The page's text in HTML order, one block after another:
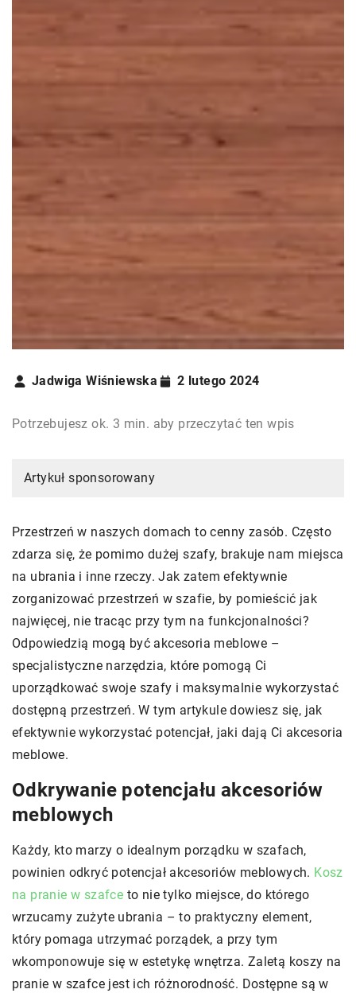
Jadwiga Wiśniewska 2 lutego 2024
Potrzebujesz ok. 3 min. aby przeczytać ten wpis
Artykuł sponsorowany
Przestrzeń w naszych domach to cenny zasób. Często
zdarza się, że pomimo dużej szafy, brakuje nam miejsca
na ubrania i inne rzeczy. Jak zatem efektywnie
zorganizować przestrzeń w szafie, by pomieścić jak
najwięcej, nie tracąc przy tym na funkcjonalności?
Odpowiedzią mogą być akcesoria meblowe –
specjalistyczne narzędzia, które pomogą Ci
uporządkować swoje szafy i maksymalnie wykorzystać
dostępną przestrzeń. W tym artykule dowiesz się, jak
efektywnie wykorzystać potencjał, jaki dają Ci akcesoria
meblowe.
Odkrywanie potencjału akcesoriów
meblowych
Każdy, kto marzy o idealnym porządku w szafach,
powinien odkryć potencjał akcesoriów meblowych. Kosz
na pranie w szafce to nie tylko miejsce, do którego
wrzucamy zużyte ubrania – to praktyczny element,
który pomaga utrzymać porządek, a przy tym
wkomponowuje się w estetykę wnętrza. Zaletą koszy na
pranie w szafce jest ich różnorodność. Dostępne są w